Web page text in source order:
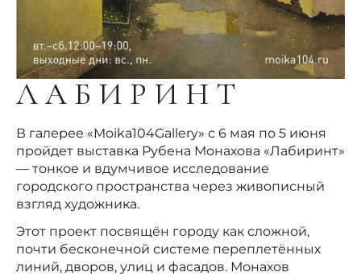
Л А Б И Р И Н Т
В галерее «Moika104Gallery» с 6 мая по 5 июня
пройдет выставка Рубена Монахова «Лабиринт»
— тонкое и вдумчивое исследование
городского пространства через живописный
взгляд художника.
Этот проект посвящён городу как сложной,
почти бесконечной системе переплетённых
линий, дворов, улиц и фасадов. Монахов